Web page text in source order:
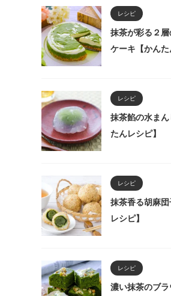
レシピ
抹茶が彩る２
ケーキ【かんた
レシピ
抹茶餡の水ま
たんレシピ】
レシピ
抹茶香る胡麻
レシピ】
レシピ
濃い抹茶のブ